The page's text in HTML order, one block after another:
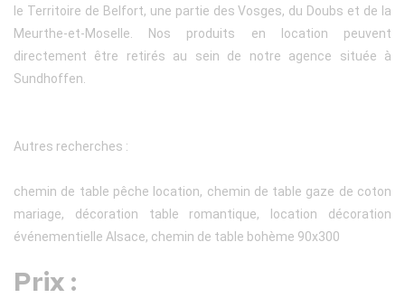
le Territoire de Belfort, une partie des Vosges, du Doubs et de la
Meurthe-et-Moselle. Nos produits en location peuvent
directement être retirés au sein de notre agence située à
Sundhoffen.
Autres recherches :
chemin de table pêche location, chemin de table gaze de coton
mariage, décoration table romantique, location décoration
événementielle Alsace, chemin de table bohème 90x300
Prix :